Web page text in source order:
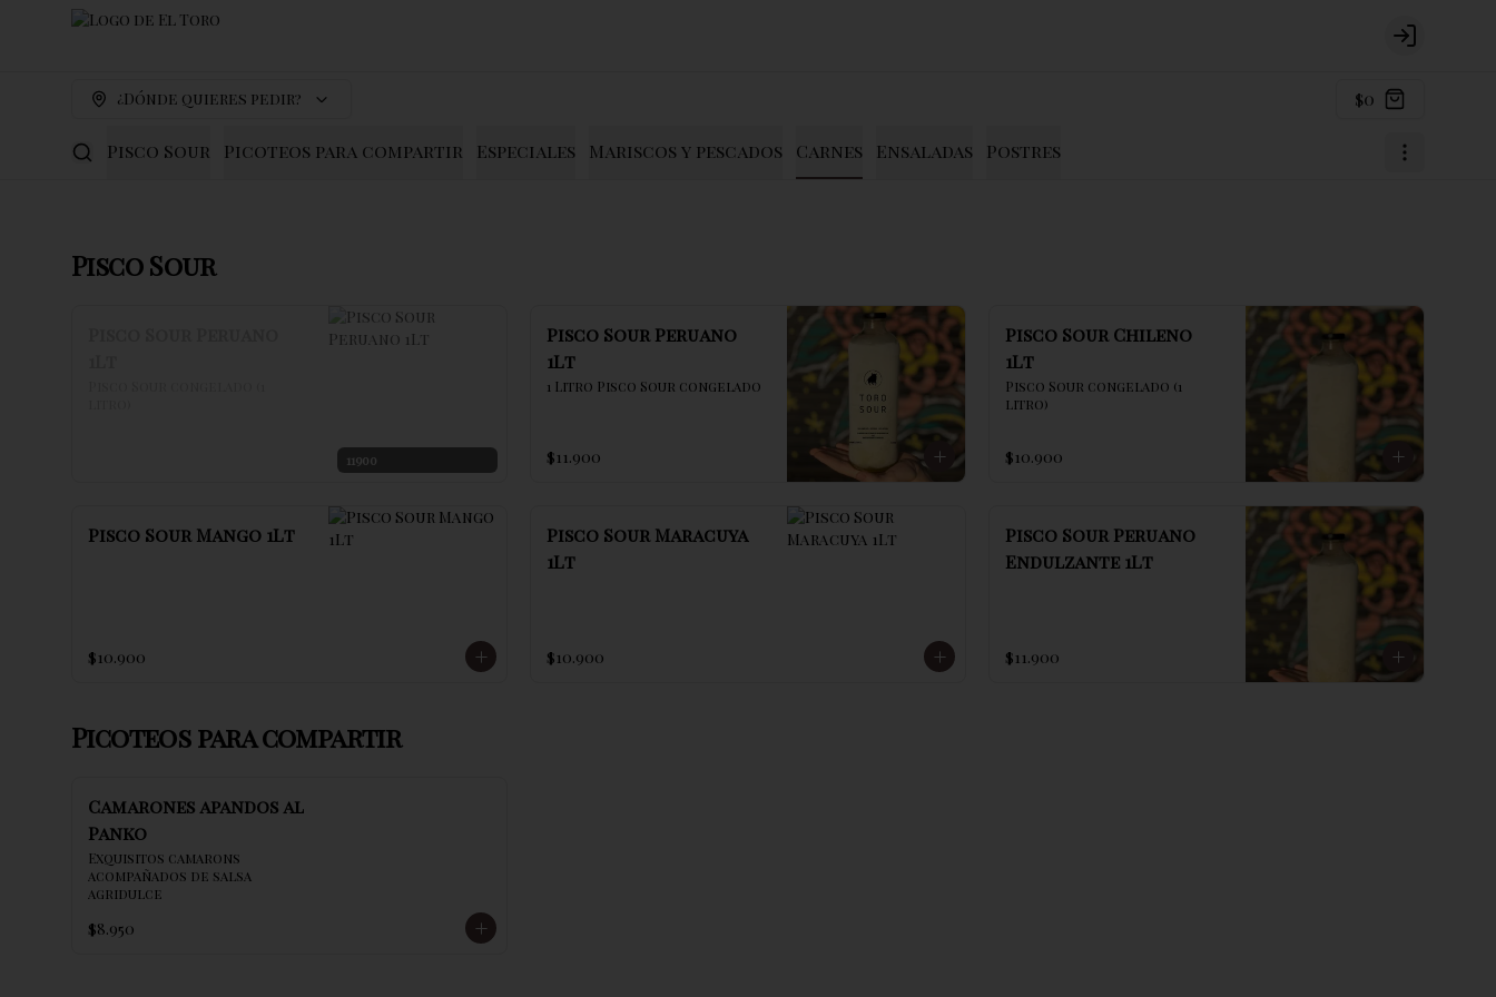
Login
¿Dónde quieres pedir? $0
Pisco Sour Picoteos para compartir Especiales Mariscos y pescados Carnes Ensaladas Postres
Pisco Sour
11900
Pisco Sour Peruano
1Lt
1 Litro Pisco Sour congelado
$11.900
Pisco Sour Chileno
1Lt
Pisco Sour congelado (1
litro)
$10.900
Pisco Sour Mango 1Lt
$10.900
Pisco Sour Maracuya
1Lt
$10.900
Pisco Sour Peruano
Endulzante 1Lt
$11.900
Picoteos para compartir
Camarones apandos al
Panko
Exquisitos camarons
acompañados de salsa
agridulce
$8.950